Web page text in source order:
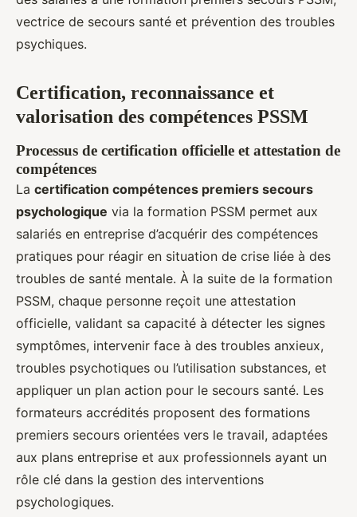
vectrice de secours santé et prévention des troubles
psychiques.
Certification, reconnaissance et
valorisation des compétences PSSM
Processus de certification officielle et attestation de
compétences
La certification compétences premiers secours
psychologique via la formation PSSM permet aux
salariés en entreprise d’acquérir des compétences
pratiques pour réagir en situation de crise liée à des
troubles de santé mentale. À la suite de la formation
PSSM, chaque personne reçoit une attestation
officielle, validant sa capacité à détecter les signes
symptômes, intervenir face à des troubles anxieux,
troubles psychotiques ou l’utilisation substances, et
appliquer un plan action pour le secours santé. Les
formateurs accrédités proposent des formations
premiers secours orientées vers le travail, adaptées
aux plans entreprise et aux professionnels ayant un
rôle clé dans la gestion des interventions
psychologiques.